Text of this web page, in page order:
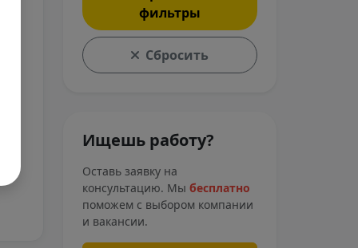
Мурманск
Новый Уренгой
Нижний Новгород
Новороссийск
Чехов
Челябинск
фильтры
Сбросить
Ищешь работу?
Оставь заявку на
консультацию. Мы бесплатно
поможем с выбором компании
и вакансии.